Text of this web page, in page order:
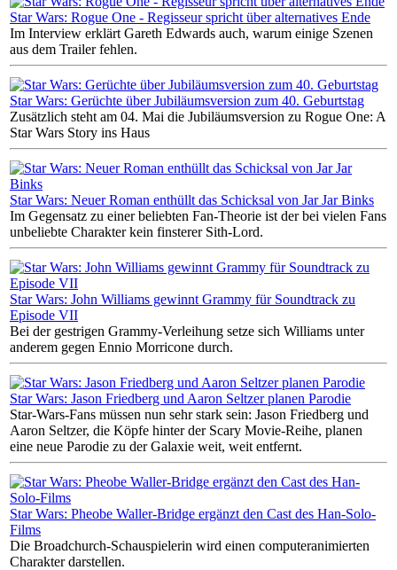
Star Wars: Rogue One - Regisseur spricht über alternatives Ende
Im Interview erklärt Gareth Edwards auch, warum einige Szenen
aus dem Trailer fehlen.
Star Wars: Gerüchte über Jubiläumsversion zum 40. Geburtstag
Zusätzlich steht am 04. Mai die Jubiläumsversion zu Rogue One: A
Star Wars Story ins Haus
Star Wars: Neuer Roman enthüllt das Schicksal von Jar Jar Binks
Im Gegensatz zu einer beliebten Fan-Theorie ist der bei vielen Fans
unbeliebte Charakter kein finsterer Sith-Lord.
Star Wars: John Williams gewinnt Grammy für Soundtrack zu
Episode VII
Bei der gestrigen Grammy-Verleihung setze sich Williams unter
anderem gegen Ennio Morricone durch.
Star Wars: Jason Friedberg und Aaron Seltzer planen Parodie
Star-Wars-Fans müssen nun sehr stark sein: Jason Friedberg und
Aaron Seltzer, die Köpfe hinter der Scary Movie-Reihe, planen
eine neue Parodie zu der Galaxie weit, weit entfernt.
Star Wars: Pheobe Waller-Bridge ergänzt den Cast des Han-Solo-
Films
Die Broadchurch-Schauspielerin wird einen computeranimierten
Charakter darstellen.